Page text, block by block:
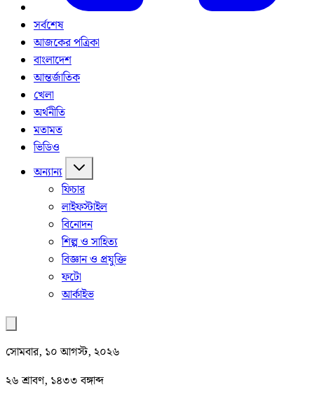
সর্বশেষ
আজকের পত্রিকা
বাংলাদেশ
আন্তর্জাতিক
খেলা
অর্থনীতি
মতামত
ভিডিও
অন্যান্য
ফিচার
লাইফস্টাইল
বিনোদন
শিল্প ও সাহিত্য
বিজ্ঞান ও প্রযুক্তি
ফটো
আর্কাইভ
সোমবার, ১০ আগস্ট, ২০২৬
২৬ শ্রাবণ, ১৪৩৩ বঙ্গাব্দ